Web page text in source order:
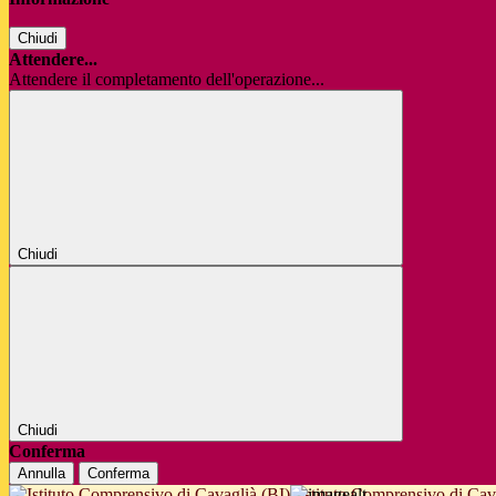
Chiudi
Attendere...
Attendere il completamento dell'operazione...
Chiudi
Chiudi
Conferma
Annulla Conferma